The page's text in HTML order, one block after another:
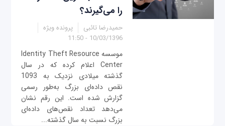
را می‌گیرند؟
حمیدرضا تائبی
پرونده ویژه
10/03/1396 - 11:50
موسسه Identity Theft Resource
Center اعلام کرده که در سال
گذشته میلادی نزدیک به 1093
نقص داده‌ای بزرگ به‌طور رسمی
گزارش شده است. این رقم نشان
می‌دهد تعداد نقص‌های داده‌ای
بزرگ نسبت به سال گذشته...